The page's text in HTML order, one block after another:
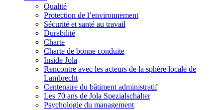
Qualité
Protection de l’environnement
Sécurité et santé au travail
Durabilité
Charte
Charte de bonne conduite
Inside Jola
Rencontre avec les acteurs de la sphère locale de
Lambrecht
Centenaire du bâtiment administratif
Les 70 ans de Jola Spezialschalter
Psychologie du management